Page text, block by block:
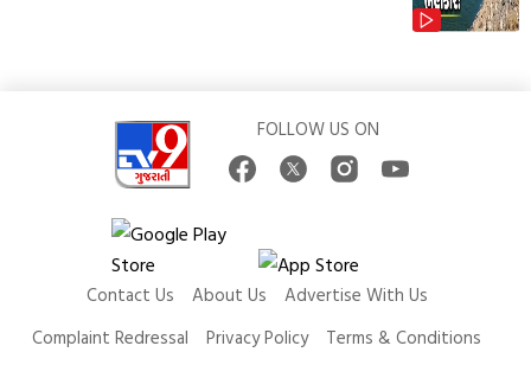
FOLLOW US ON
Contact Us About Us
Advertise With Us
Complaint Redressal
Privacy Policy Terms & Conditions